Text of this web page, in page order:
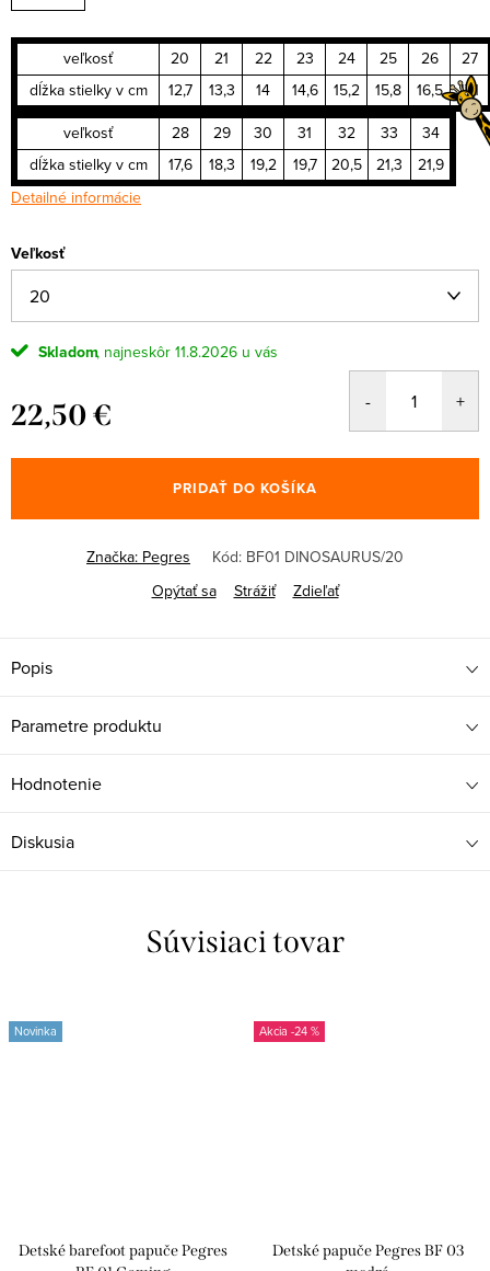
veľkosť 20 21 22 23 24 25 26
27
dĺžka stielky v cm
12,7 13,3 14 14,6 15,2 15,8 16,5
17,1
veľkosť
28 29 30 31 32 33
34
dĺžka stielky v cm
17,6 18,3 19,2 19,7 20,5 21,3
21,9
Detailné informácie
Veľkosť
Skladom 11.8.2026
22,50 €
cena:
PRIDAŤ DO KOŠÍKA
Značka: Pegres Kód: BF01 DINOSAURUS/20
Opýtať sa
Strážiť Zdieľať
Popis
Parametre produktu
Hodnotenie
Diskusia
Súvisiaci tovar
Novinka
Detské barefoot papuče Pegres
-24 %
Detské papuče Pegres BF 03